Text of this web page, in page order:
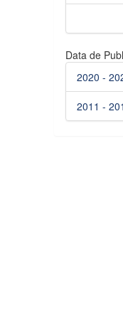
Data de
2020 -
2011 -